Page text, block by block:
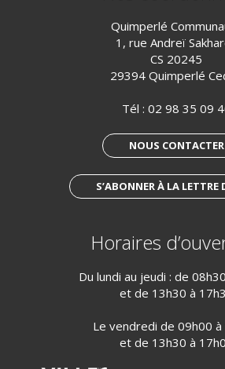
Quimperlé
1, rue Andreï
CS 20245
29394 Quimperlé
Tél : 02 98 35 09
NOUS CONTACTER
S’ABONNER À LA LETTRE
Horaires
Du lundi au jeudi : de
et de 13h30 à
Le vendredi de 09h00 à
et de 13h30 à